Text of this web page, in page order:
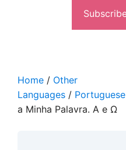
Home / Other
Languages / Portuguese
a Minha Palavra. A e Ω